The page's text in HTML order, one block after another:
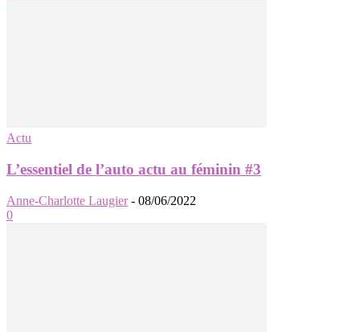
Actu
L’essentiel de l’auto actu au féminin #3
Anne-Charlotte Laugier - 08/06/2022
0